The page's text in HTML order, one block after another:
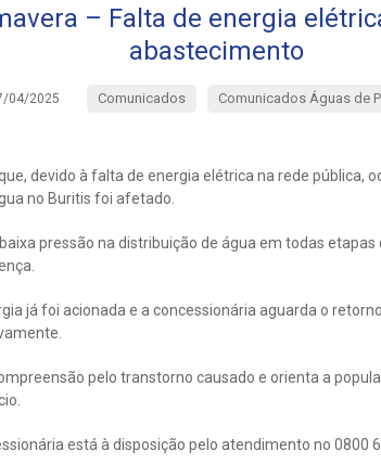
– Falta de energia
abastecimento
04/2025 Comunicados Comunicados Águas de
devido à falta de energia elétrica na rede pública,
no Buritis foi afetado.
pressão na distribuição de água em todas
já foi acionada e a concessionária aguarda o
pelo transtorno causado e orienta a
está à disposição pelo atendimento no 0800